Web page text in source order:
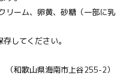
リーム、卵黄、砂糖（一部に乳
してください。
和歌山県海南市上谷255-2）